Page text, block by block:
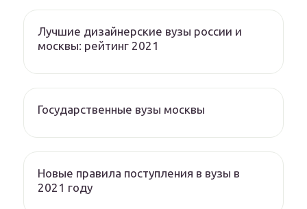
Лучшие дизайнерские вузы россии и
москвы: рейтинг 2021
Государственные вузы москвы
Новые правила поступления в вузы в
2021 году